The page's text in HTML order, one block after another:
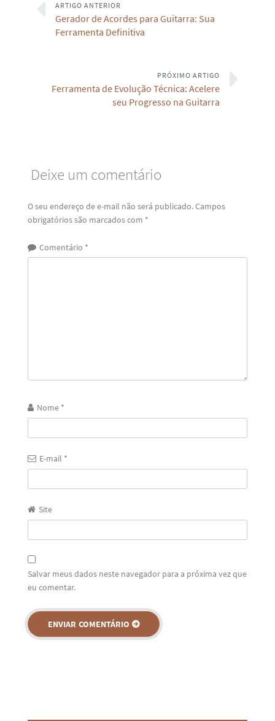
ARTIGO ANTERIOR
Gerador de Acordes para Guitarra: Sua
Ferramenta Definitiva
PRÓXIMO ARTIGO
Ferramenta de Evolução Técnica: Acelere
seu Progresso na Guitarra
Deixe um comentário
O seu endereço de e-mail não será publicado.Campos
obrigatórios são marcados com *
Comentário *
Nome *
E-mail *
Site
Salvar meus dados neste navegador para a próxima vez que
eu comentar.